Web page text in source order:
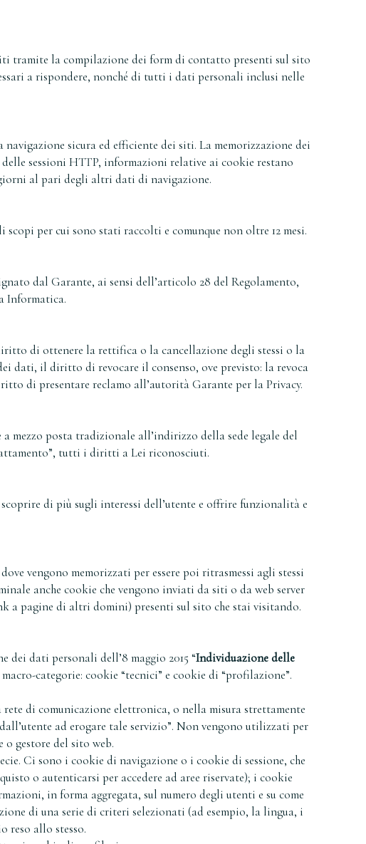
tramite la compilazione dei form di contatto presenti sul sito
a rispondere, nonché di tutti i dati personali inclusi nelle
sicura ed efficiente dei siti. La memorizzazione dei
sessioni HTTP, informazioni relative ai cookie restano
al pari degli altri dati di navigazione.
per cui sono stati raccolti e comunque non oltre 12 mesi.
dal Garante, ai sensi dell’articolo 28 del Regolamento,
Informatica.
di ottenere la rettifica o la cancellazione degli stessi o la
il diritto di revocare il consenso, ove previsto: la revoca
di presentare reclamo all’autorità Garante per la Privacy.
posta tradizionale all’indirizzo della sede legale del
tutti i diritti a Lei riconosciuti.
di più sugli interessi dell’utente e offrire funzionalità e
vengono memorizzati per essere poi ritrasmessi agli stessi
anche cookie che vengono inviati da siti o da web server
a pagine di altri domini) presenti sul sito che stai visitando.
dati personali dell’8 maggio 2015 “Individuazione delle
categorie: cookie “tecnici” e cookie di “profilazione”.
di comunicazione elettronica, o nella misura strettamente
ad erogare tale servizio”. Non vengono utilizzati per
gestore del sito web.
Ci sono i cookie di navigazione o i cookie di sessione, che
o autenticarsi per accedere ad aree riservate); i cookie
in forma aggregata, sul numero degli utenti e su come
di una serie di criteri selezionati (ad esempio, la lingua, i
reso allo stesso.